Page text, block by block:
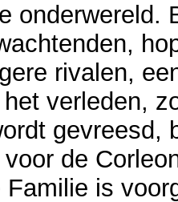
onderwereld.
rivalen,
verleden,
gevreesd,
de
Familie is